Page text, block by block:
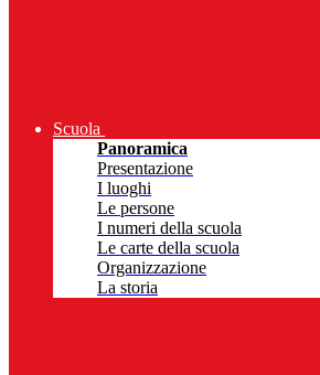
Scuola
Panoramica
Presentazione
I luoghi
Le persone
I numeri della scuola
Le carte della scuola
Organizzazione
La storia